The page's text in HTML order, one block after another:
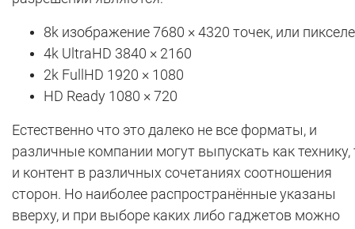
8k изображение 7680 × 4320 точек, или
4k UltraHD 3840 × 2160
2k FullHD 1920 × 1080
HD Ready 1080 × 720
Естественно что это далеко не все форматы, и
различные компании могут выпускать как технику,
и контент в различных сочетаниях соотношения
сторон. Но наиболее распространённые указаны
вверху, и при выборе каких либо гаджетов можно